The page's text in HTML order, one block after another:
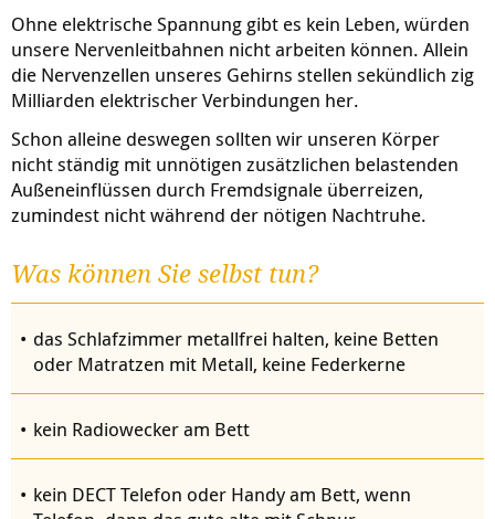
Ohne elektrische Spannung gibt es kein Leben, würden
unsere Nervenleitbahnen nicht arbeiten können. Allein
die Nervenzellen unseres Gehirns stellen sekündlich zig
Milliarden elektrischer Verbindungen her.
Schon alleine deswegen sollten wir unseren Körper
nicht ständig mit unnötigen zusätzlichen belastenden
Außeneinflüssen durch Fremdsignale überreizen,
zumindest nicht während der nötigen Nachtruhe.
Was können Sie selbst tun?
das Schlafzimmer metallfrei halten, keine Betten
oder Matratzen mit Metall, keine Federkerne
kein Radiowecker am Bett
kein DECT Telefon oder Handy am Bett, wenn